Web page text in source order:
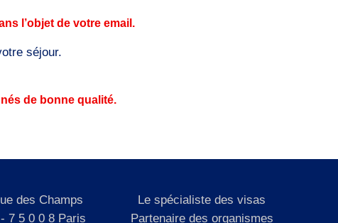
l’objet de votre email.
séjour.
de bonne qualité.
des Champs
7 5 0 0 8 Paris
Le spécialiste des visas
Partenaire des organismes